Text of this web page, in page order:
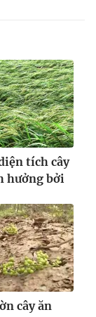
tích cây
hưởng bởi
cây ăn